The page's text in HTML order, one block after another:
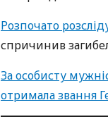
Розпочато
спричинив
За особисту
отримала звання